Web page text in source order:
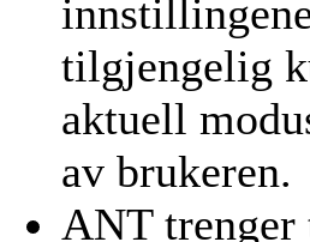
tilgjengelig
aktuell
av brukeren.
ANT